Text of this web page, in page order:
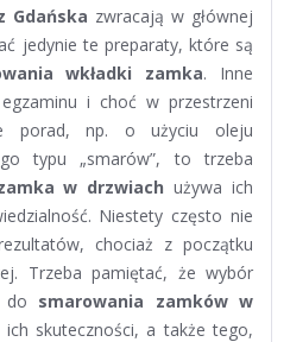
Gdańska zwracają w głównej
jedynie te preparaty, które są
wkładki zamka. Inne
i choć w przestrzeni
porad, np. o użyciu oleju
typu „smarów”, to trzeba
w drzwiach używa ich
Niestety często nie
chociaż z początku
Trzeba pamiętać, że wybór
do smarowania zamków w
ich skuteczności, a także tego,